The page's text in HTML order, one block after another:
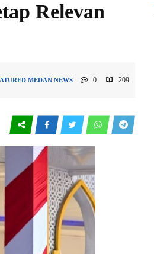
Relevan
MEDAN NEWS 0 209